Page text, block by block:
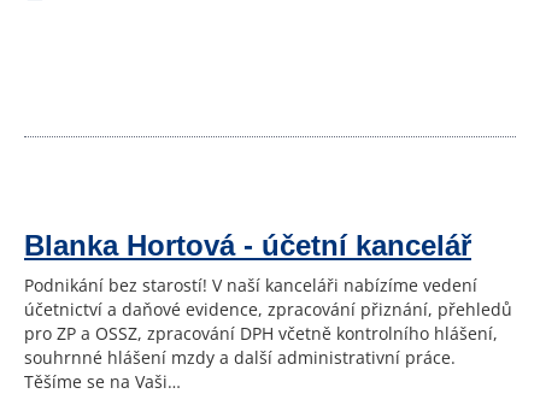
Blanka Hortová - účetní kancelář
Podnikání bez starostí! V naší kanceláři nabízíme vedení
účetnictví a daňové evidence, zpracování přiznání, přehledů
pro ZP a OSSZ, zpracování DPH včetně kontrolního hlášení,
souhrnné hlášení mzdy a další administrativní práce.
Těšíme se na Vaši…